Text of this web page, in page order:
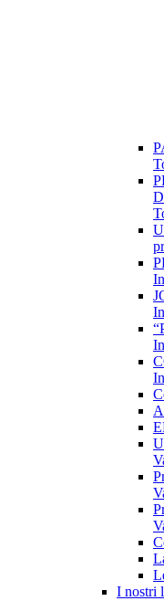
I nostri